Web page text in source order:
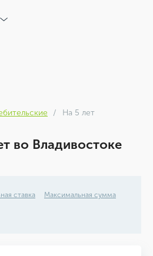
На 5 лет
во Владивостоке
ставка Максимальная сумма